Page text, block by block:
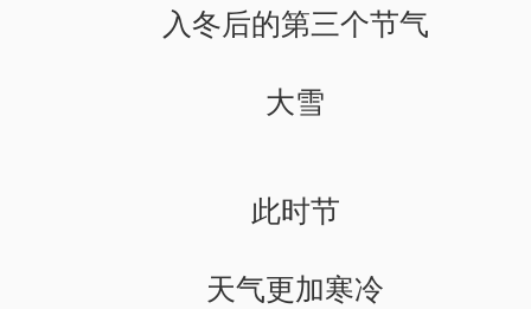
入冬后的第三个节气
大雪
此时节
天气更加寒冷